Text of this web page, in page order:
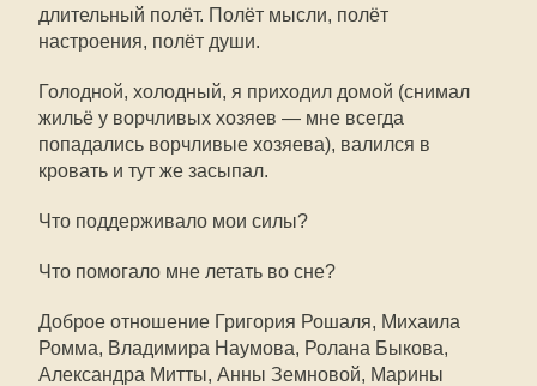
длительный полёт. Полёт мысли, полёт
настроения, полёт души.
Голодной, холодный, я приходил домой (снимал
жильё у ворчливых хозяев — мне всегда
попадались ворчливые хозяева), валился в
кровать и тут же засыпал.
Что поддерживало мои силы?
Что помогало мне летать во сне?
Доброе отношение Григория Рошаля, Михаила
Ромма, Владимира Наумова, Ролана Быкова,
Александра Митты, Анны Земновой, Марины